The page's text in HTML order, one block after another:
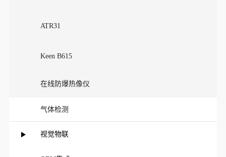
ATR31
Keen B615
在线防爆热像仪
气体检测
视觉物联